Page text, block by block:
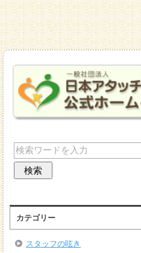
カテゴリー
スタッフの呟き